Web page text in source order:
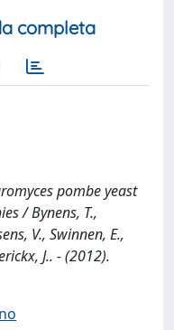
completa
pombe yeast
/ Bynens, T.,
V., Swinnen, E.,
J.. - (2012).